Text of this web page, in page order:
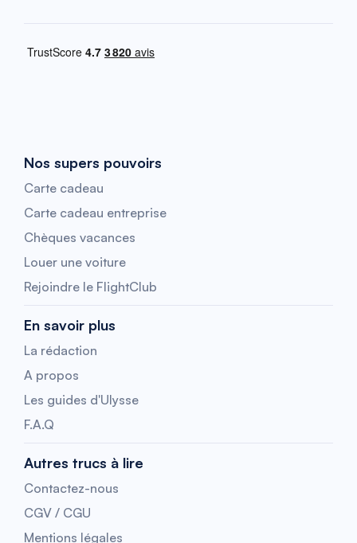
Nos supers pouvoirs
Carte cadeau
Carte cadeau entreprise
Chèques vacances
Louer une voiture
Rejoindre le FlightClub
En savoir plus
La rédaction
A propos
Les guides d'Ulysse
F.A.Q
Autres trucs à lire
Contactez-nous
CGV / CGU
Mentions légales